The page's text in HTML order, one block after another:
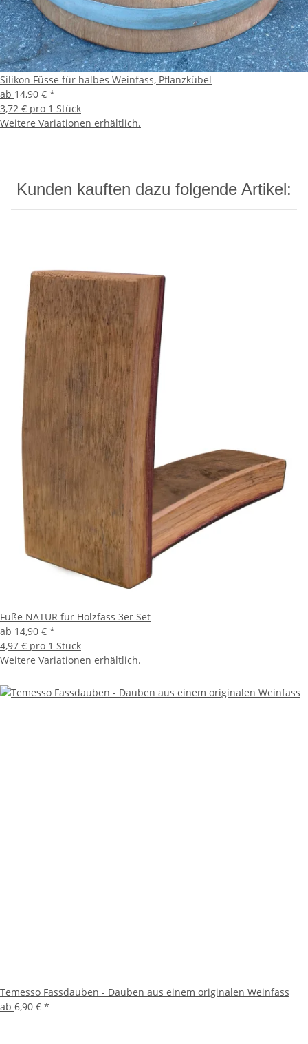
Silikon Füsse für halbes Weinfass, Pflanzkübel
ab 14,90 € *
3,72 € pro 1 Stück
Weitere Variationen erhältlich.
Kunden kauften dazu folgende Artikel:
Füße NATUR für Holzfass 3er Set
ab 14,90 € *
4,97 € pro 1 Stück
Weitere Variationen erhältlich.
Temesso Fassdauben - Dauben aus einem originalen Weinfass
ab 6,90 € *